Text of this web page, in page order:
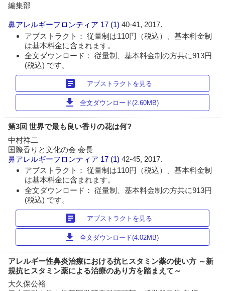
編集部
鼻アレルギーフロンティア 17 (1)40-41, 2017.
アブストラクト： 従量制は110円（税込）、基本料金制
は基本料金に含まれます。
全文ダウンロード： 従量制、基本料金制の方共に913円
(税込) です。
article アブストラクトを見る
download 全文ダウンロード(2.60MB)
第3回 世界で最も良い香りの花は何?
中村祥二
国際香りと文化の会 会長
鼻アレルギーフロンティア 17 (1)42-45, 2017.
アブストラクト： 従量制は110円（税込）、基本料金制
は基本料金に含まれます。
全文ダウンロード： 従量制、基本料金制の方共に913円
(税込) です。
article アブストラクトを見る
download 全文ダウンロード(4.02MB)
アレルギー性鼻炎治療における抗ヒスタミン薬の使い方 ～新
規抗ヒスタミン薬による治療のあり方を踏まえて～
大久保公裕